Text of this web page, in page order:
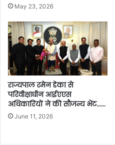
May 23, 2026
राज्यपाल रमेन डेका से
परिवीक्षाधीन आईएएस
अधिकारियों ने की सौजन्य भेंट……
June 11, 2026